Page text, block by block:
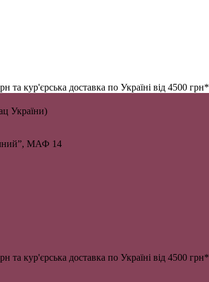
кур'єрська доставка по Україні від 4500 грн*
України)
МАФ 14
кур'єрська доставка по Україні від 4500 грн*